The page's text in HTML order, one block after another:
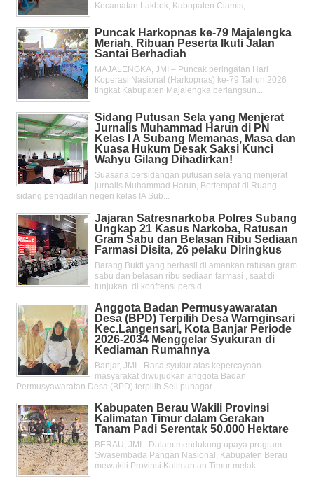
Kecamatan Lakbok, Kabupaten Ciamis, ...
Puncak Harkopnas ke-79 Majalengka
Meriah, Ribuan Peserta Ikuti Jalan
Santai Berhadiah
MAJALENGKA, JMI – Puncak peringatan Hari
Koperasi Nasional (Harkopnas) ke-79 Tahun 2026
tingkat Kabupaten Majalengka berlangsun...
Sidang Putusan Sela yang Menjerat
Jurnalis Muhammad Harun di PN
Kelas l A Subang Memanas, Masa dan
Kuasa Hukum Desak Saksi Kunci
Wahyu Gilang Dihadirkan!
Suasana persidangan putusan sela yang menjerat
jurnalis Muhammad Harun, Bertempat di Ruang
sidang pengadilan negeri kelas IA Sub...
Jajaran Satresnarkoba Polres Subang
Ungkap 21 Kasus Narkoba, Ratusan
Gram Sabu dan Belasan Ribu Sediaan
Farmasi Disita, 26 pelaku Diringkus
Barang Bukti yang berhasil di amankan ratusan gram
sabu dan belasan ribu sediaan farmasi , saat di
tunjukan di konfrensi pers d...
Anggota Badan Permusyawaratan
Desa (BPD) Terpilih Desa Warnginsari
Kec.Langensari, Kota Banjar Periode
2026-2034 Menggelar Syukuran di
Kediaman Rumahnya
Banjar, JMI - Rasa syukur atas kepercayaan
masyarakat diwujudkan anggota Badan
Permusyawaratan Desa (BPD) terpilih Seli punagar...
Kabupaten Berau Wakili Provinsi
Kalimatan Timur dalam Gerakan
Tanam Padi Serentak 50.000 Hektare
BERAU, JMI - Dalam mendukung upaya program
Swasembada Pangan Nasional, Kabupaten Berau
mewakili Provinsi Kalimantan Timur melak...